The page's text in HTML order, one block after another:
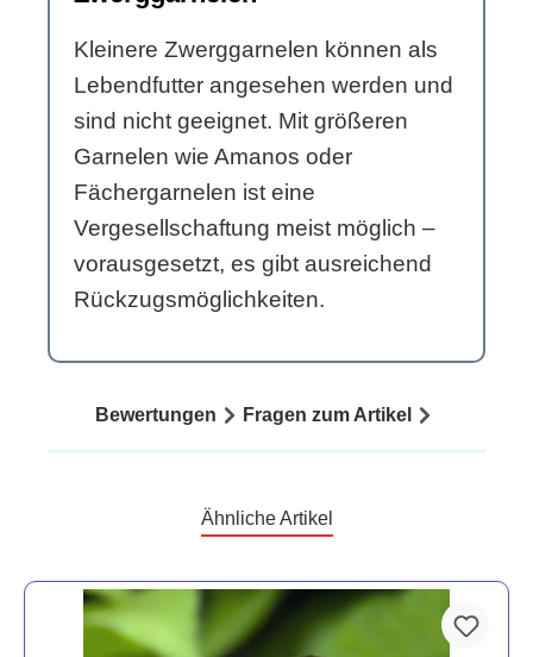
Kleinere Zwerggarnelen können als
Lebendfutter angesehen werden und
sind nicht geeignet. Mit größeren
Garnelen wie Amanos oder
Fächergarnelen ist eine
Vergesellschaftung meist möglich –
vorausgesetzt, es gibt ausreichend
Rückzugsmöglichkeiten.
Bewertungen Fragen zum Artikel
Ähnliche Artikel